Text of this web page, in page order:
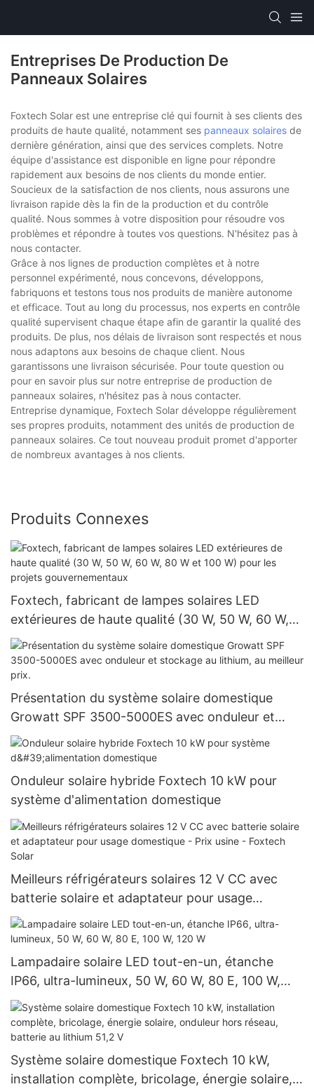
Entreprises De Production De
Panneaux Solaires
Foxtech Solar est une entreprise clé qui fournit à ses clients des
produits de haute qualité, notamment ses panneaux solaires de
dernière génération, ainsi que des services complets. Notre
équipe d'assistance est disponible en ligne pour répondre
rapidement aux besoins de nos clients du monde entier.
Soucieux de la satisfaction de nos clients, nous assurons une
livraison rapide dès la fin de la production et du contrôle
qualité. Nous sommes à votre disposition pour résoudre vos
problèmes et répondre à toutes vos questions. N'hésitez pas à
nous contacter.
Grâce à nos lignes de production complètes et à notre
personnel expérimenté, nous concevons, développons,
fabriquons et testons tous nos produits de manière autonome
et efficace. Tout au long du processus, nos experts en contrôle
qualité supervisent chaque étape afin de garantir la qualité des
produits. De plus, nos délais de livraison sont respectés et nous
nous adaptons aux besoins de chaque client. Nous
garantissons une livraison sécurisée. Pour toute question ou
pour en savoir plus sur notre entreprise de production de
panneaux solaires, n'hésitez pas à nous contacter.
Entreprise dynamique, Foxtech Solar développe régulièrement
ses propres produits, notamment des unités de production de
panneaux solaires. Ce tout nouveau produit promet d'apporter
de nombreux avantages à nos clients.
Produits Connexes
Foxtech, fabricant de lampes solaires LED
extérieures de haute qualité (30 W, 50 W, 60 W,
80 W et 100 W) pour les projets
gouvernementaux
Présentation du système solaire domestique
Growatt SPF 3500-5000ES avec onduleur et
stockage au lithium, au meilleur prix.
Onduleur solaire hybride Foxtech 10 kW pour
système d'alimentation domestique
Meilleurs réfrigérateurs solaires 12 V CC avec
batterie solaire et adaptateur pour usage
domestique - Prix usine - Foxtech Solar
Lampadaire solaire LED tout-en-un, étanche
IP66, ultra-lumineux, 50 W, 60 W, 80 E, 100 W,
120 W
Système solaire domestique Foxtech 10 kW,
installation complète, bricolage, énergie solaire,